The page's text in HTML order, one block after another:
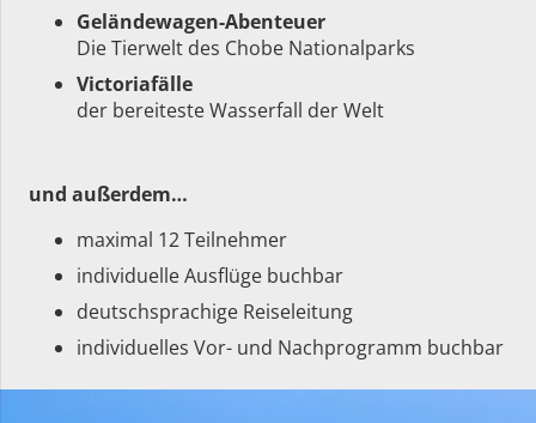
Geländewagen-Abenteuer
Die Tierwelt des Chobe Nationalparks
Victoriafälle
der bereiteste Wasserfall der Welt
und außerdem…
maximal 12 Teilnehmer
individuelle Ausflüge buchbar
deutschsprachige Reiseleitung
individuelles Vor- und Nachprogramm buchbar